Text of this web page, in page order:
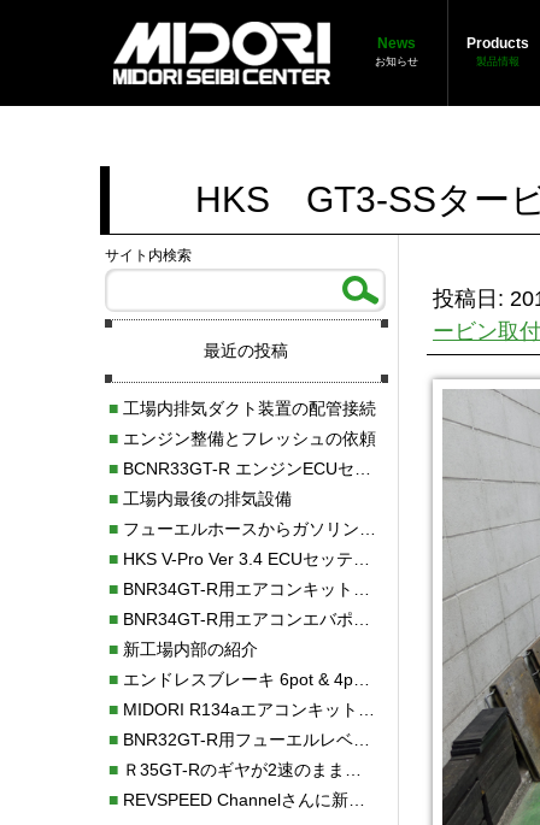
News
お知らせ
Products
製品情報
HKS GT3-SSター
投稿日:
ービン取
サイト内検索
最近の投稿
■工場内排気ダクト装置の配管接続
■エンジン整備とフレッシュの依頼
■BCNR33GT-R エンジンECUセッティング調整
■工場内最後の排気設備
■フューエルホースからガソリン漏れ
■HKS V-Pro Ver 3.4 ECUセッティング
■BNR34GT-R用エアコンキット新発売！！
■BNR34GT-R用エアコンエバポレーターを新発売！！
■新工場内部の紹介
■エンドレスブレーキ 6pot & 4potオーバーホール
■MIDORI R134aエアコンキットタイプⅡ取り付け
■BNR32GT-R用フューエルレベルセンサー新発売！！
■Ｒ35GT-Rのギヤが2速のまま変速しない！！
■REVSPEED Channelさんに新社屋を紹介していただきました!!